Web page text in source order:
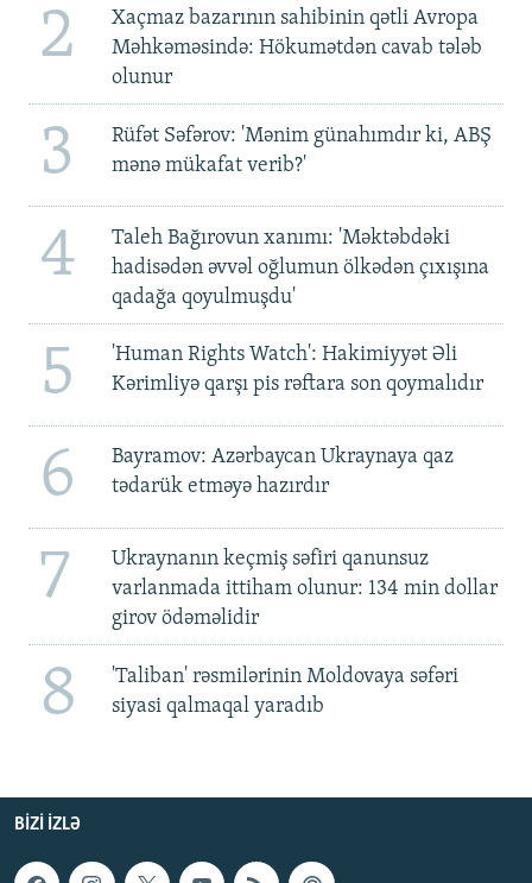
2
Xaçmaz bazarının sahibinin qətli Avropa
Məhkəməsində: Hökumətdən cavab tələb
olunur
3
Rüfət Səfərov: 'Mənim günahımdır ki, ABŞ
mənə mükafat verib?'
4
Taleh Bağırovun xanımı: 'Məktəbdəki
hadisədən əvvəl oğlumun ölkədən çıxışına
qadağa qoyulmuşdu'
5
'Human Rights Watch': Hakimiyyət Əli
Kərimliyə qarşı pis rəftara son qoymalıdır
6
Bayramov: Azərbaycan Ukraynaya qaz
tədarük etməyə hazırdır
7
Ukraynanın keçmiş səfiri qanunsuz
varlanmada ittiham olunur: 134 min dollar
girov ödəməlidir
8
'Taliban' rəsmilərinin Moldovaya səfəri
siyasi qalmaqal yaradıb
BIZI IZLƏ